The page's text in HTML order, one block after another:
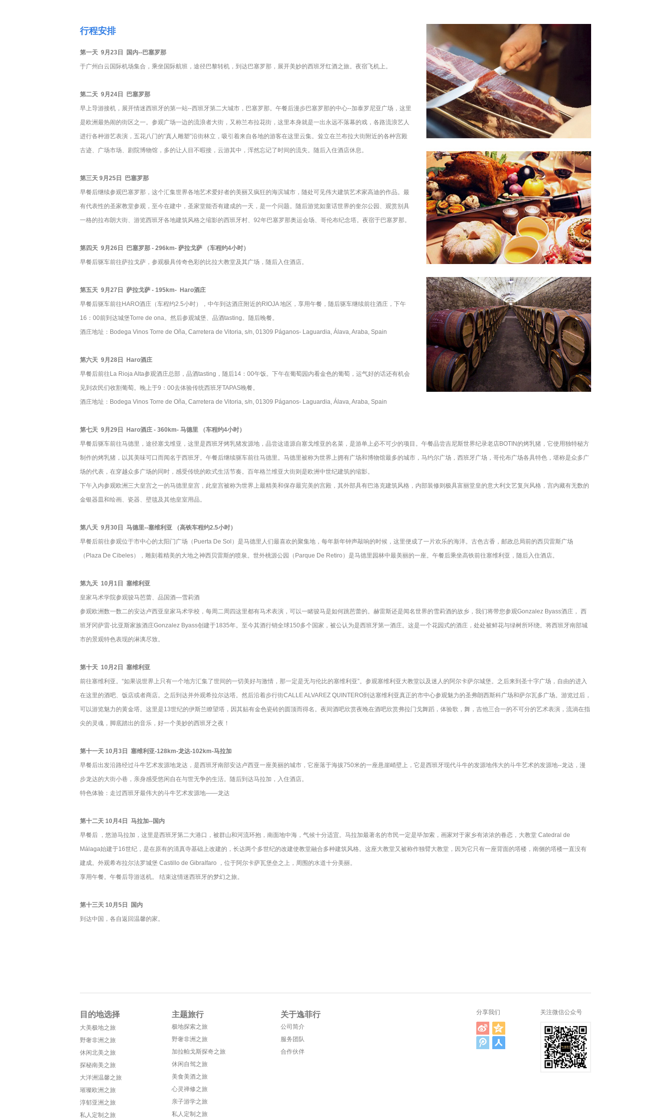
行程安排
第一天 9月23日 国内--巴塞罗那
于广州白云国际机场集合，乘坐国际航班，途径巴黎转机，到达巴塞罗那，展开美妙的西班牙红酒之旅。夜宿飞机上。
第二天 9月24日 巴塞罗那
早上导游接机，展开情迷西班牙的第一站--西班牙第二大城市，巴塞罗那。午餐后漫步巴塞罗那的中心--加泰罗尼亚广场，这里
是欧洲最热闹的街区之一。参观广场一边的流浪者大街，又称兰布拉花街，这里本身就是一出永远不落幕的戏，各路流浪艺人
进行各种游艺表演，五花八门的“真人雕塑”沿街林立，吸引着来自各地的游客在这里云集。耸立在兰布拉大街附近的各种宫殿
古迹、广场市场、剧院博物馆，多的让人目不暇接，云游其中，浑然忘记了时间的流失。随后入住酒店休息。
第三天 9月25日 巴塞罗那
早餐后继续参观巴塞罗那，这个汇集世界各地艺术爱好者的美丽又疯狂的海滨城市，随处可见伟大建筑艺术家高迪的作品。最
有代表性的圣家教堂参观，至今在建中，圣家堂能否有建成的一天，是一个问题。随后游览如童话世界的奎尔公园、观赏别具
一格的拉布朗大街、游览西班牙各地建筑风格之缩影的西班牙村、92年巴塞罗那奥运会场、哥伦布纪念塔。夜宿于巴塞罗那。
第四天 9月26日 巴塞罗那 - 296km- 萨拉戈萨 （车程约4小时）
早餐后驱车前往萨拉戈萨，参观极具传奇色彩的比拉大教堂及其广场，随后入住酒店。
第五天 9月27日 萨拉戈萨 - 195km- Haro酒庄
早餐后驱车前往HARO酒庄（车程约2.5小时），中午到达酒庄附近的RIOJA 地区，享用午餐，随后驱车继续前往酒庄，下午
16：00前到达城堡Torre de ona。然后参观城堡、品酒tasting。随后晚餐。
酒庄地址：Bodega Vinos Torre de Oña, Carretera de Vitoria, s/n, 01309 Páganos- Laguardia, Álava, Araba, Spain
第六天 9月28日 Haro酒庄
早餐后前往La Rioja Alta参观酒庄总部，品酒tasting，随后14：00午饭。下午在葡萄园内看金色的葡萄，运气好的话还有机会
见到农民们收割葡萄。晚上于9：00去体验传统西班牙TAPAS晚餐。
酒庄地址：Bodega Vinos Torre de Oña, Carretera de Vitoria, s/n, 01309 Páganos- Laguardia, Álava, Araba, Spain
第七天 9月29日 Haro酒庄 - 360km- 马德里 （车程约4小时）
早餐后驱车前往马德里，途径塞戈维亚，这里是西班牙烤乳猪发源地，品尝这道源自塞戈维亚的名菜，是游单上必不可少的项目。午餐品尝吉尼斯世界纪录老店BOTIN的烤乳猪，它使用独特秘方
制作的烤乳猪，以其美味可口而闻名于西班牙。午餐后继续驱车前往马德里。马德里被称为世界上拥有广场和博物馆最多的城市，马约尔广场，西班牙广场，哥伦布广场各具特色，堪称是众多广
场的代表，在穿越众多广场的同时，感受传统的欧式生活节奏。百年格兰维亚大街则是欧洲中世纪建筑的缩影。
下午入内参观欧洲三大皇宫之一的马德里皇宫，此皇宫被称为世界上最精美和保存最完美的宫殿，其外部具有巴洛克建筑风格，内部装修则极具富丽堂皇的意大利文艺复兴风格，宫内藏有无数的
金银器皿和绘画、瓷器、壁毯及其他皇室用品。
第八天 9月30日 马德里--塞维利亚 （高铁车程约2.5小时）
早餐后前往参观位于市中心的太阳门广场（Puerta De Sol）是马德里人们最喜欢的聚集地，每年新年钟声敲响的时候，这里便成了一片欢乐的海洋。古色古香，邮政总局前的西贝雷斯广场
（Plaza De Cibeles），雕刻着精美的大地之神西贝雷斯的喷泉。世外桃源公园（Parque De Retiro）是马德里园林中最美丽的一座。午餐后乘坐高铁前往塞维利亚，随后入住酒店。
第九天 10月1日 塞维利亚
皇家马术学院参观骏马芭蕾、品国酒—雪莉酒
参观欧洲数一数二的安达卢西亚皇家马术学校，每周二周四这里都有马术表演，可以一睹骏马是如何跳芭蕾的。赫雷斯还是闻名世界的雪莉酒的故乡，我们将带您参观Gonzalez Byass酒庄， 西
班牙冈萨雷-比亚斯家族酒庄Gonzalez Byass创建于1835年。至今其酒行销全球150多个国家，被公认为是西班牙第一酒庄。这是一个花园式的酒庄，处处被鲜花与绿树所环绕。将西班牙南部城
市的景观特色表现的淋漓尽致。
第十天 10月2日 塞维利亚
前往塞维利亚。“如果说世界上只有一个地方汇集了世间的一切美好与激情，那一定是无与伦比的塞维利亚”。参观塞维利亚大教堂以及迷人的阿尔卡萨尔城堡。之后来到圣十字广场，自由的进入
在这里的酒吧、饭店或者商店。之后到达并外观希拉尔达塔。然后沿着步行街CALLE ALVAREZ QUINTERO到达塞维利亚真正的市中心参观魅力的圣弗朗西斯科广场和萨尔瓦多广场。游览过后，
可以游览魅力的黄金塔。这里是13世纪的伊斯兰瞭望塔，因其贴有金色瓷砖的圆顶而得名。夜间酒吧欣赏夜晚在酒吧欣赏弗拉门戈舞蹈，体验歌，舞，吉他三合一的不可分的艺术表演，流淌在指
尖的灵魂，脚底踏出的音乐，好一个美妙的西班牙之夜！
第十一天 10月3日 塞维利亚-128km-龙达-102km-马拉加
早餐后出发沿路经过斗牛艺术发源地龙达，是西班牙南部安达卢西亚一座美丽的城市，它座落于海拔750米的一座悬崖峭壁上，它是西班牙现代斗牛的发源地伟大的斗牛艺术的发源地--龙达，漫
步龙达的大街小巷，亲身感受悠闲自在与世无争的生活。随后到达马拉加，入住酒店。
特色体验：走过西班牙最伟大的斗牛艺术发源地——龙达
第十二天 10月4日 马拉加--国内
早餐后 ，悠游马拉加，这里是西班牙第二大港口，被群山和河流环抱，南面地中海，气候十分适宜。马拉加最著名的市民一定是毕加索，画家对于家乡有浓浓的眷恋，大教堂 Catedral de
Málaga始建于16世纪，是在原有的清真寺基础上改建的，长达两个多世纪的改建使教堂融合多种建筑风格。这座大教堂又被称作独臂大教堂，因为它只有一座背面的塔楼，南侧的塔楼一直没有
建成。外观希布拉尔法罗城堡 Castillo de Gibralfaro ，位于阿尔卡萨瓦堡垒之上，周围的水道十分美丽。
享用午餐。午餐后导游送机。 结束这情迷西班牙的梦幻之旅。
第十三天 10月5日 国内
到达中国，各自返回温馨的家。
目的地选择
大美极地之旅
野奢非洲之旅
休闲北美之旅
探秘南美之旅
大洋洲温馨之旅
璀璨欧洲之旅
淳郁亚洲之旅
私人定制之旅
主题旅行
极地探索之旅
野奢非洲之旅
加拉帕戈斯探奇之旅
休闲自驾之旅
美食美酒之旅
心灵禅修之旅
亲子游学之旅
私人定制之旅
关于逸菲行
公司简介
服务团队
合作伙伴
分享我们 关注微信公众号